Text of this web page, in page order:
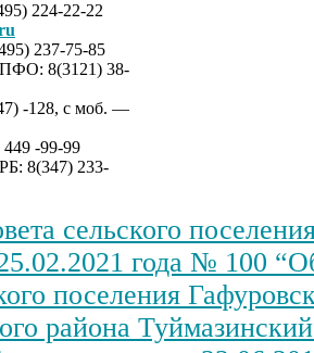
224-22-22
237-75-85
8(3121) 38-
-128, с моб. —
-99-99
8(347) 233-
сельского
25.02.2021 года № 100
поселения
района